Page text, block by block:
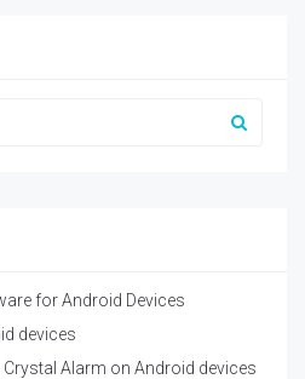
for Android Devices
devices
Alarm on Android devices